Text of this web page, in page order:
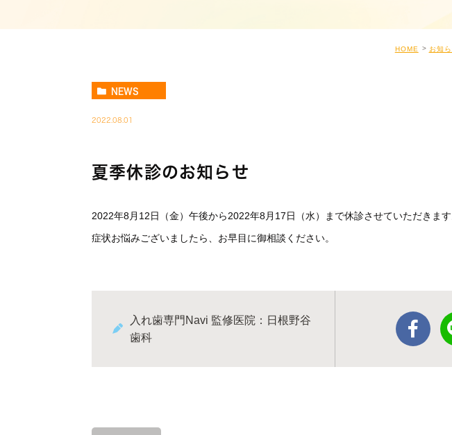
HOME お知
NEWS
2022.08.01
夏季休診のお知らせ
2022年8月12日（金）午後から2022年8月17日（水）まで休診させていただきます
症状お悩みございましたら、お早目に御相談ください。
入れ歯専門Navi 監修医院：日根野谷
歯科